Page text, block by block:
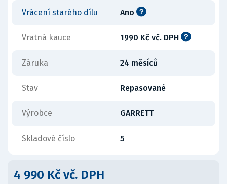
Vrácení starého dílu Ano
Vratná kauce 1990 Kč vč. DPH
Záruka 24 měsíců
Stav Repasované
Výrobce GARRETT
Skladové číslo 5
4 990 Kč vč. DPH